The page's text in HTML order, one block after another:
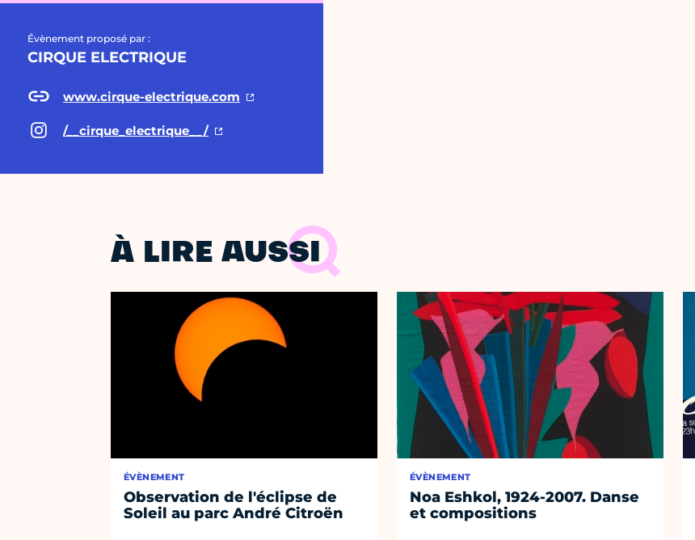
Évènement proposé par :
CIRQUE ELECTRIQUE
www.cirque-electrique.com
/__cirque_electrique__/
À LIRE AUSSI
ÉVÈNEMENT
Observation de l'éclipse de
Soleil au parc André Citroën
ÉVÈNEMENT
Noa Eshkol, 1924-2007. Danse
et compositions